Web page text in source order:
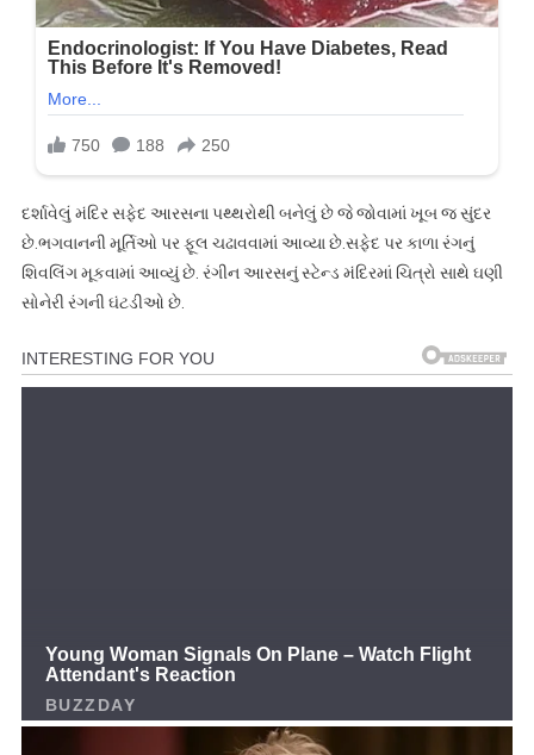
દર્શાવેલું મંદિર સફેદ આરસના પથ્થરોથી બનેલું છે જે જોવામાં ખૂબ જ સુંદર
છે.ભગવાનની મૂર્તિઓ પર ફૂલ ચઢાવવામાં આવ્યા છે.સફેદ પર કાળા રંગનું
શિવલિંગ મૂકવામાં આવ્યું છે. રંગીન આરસનું સ્ટેન્ડ મંદિરમાં ચિત્રો સાથે ઘણી
સોનેરી રંગની ઘંટડીઓ છે.